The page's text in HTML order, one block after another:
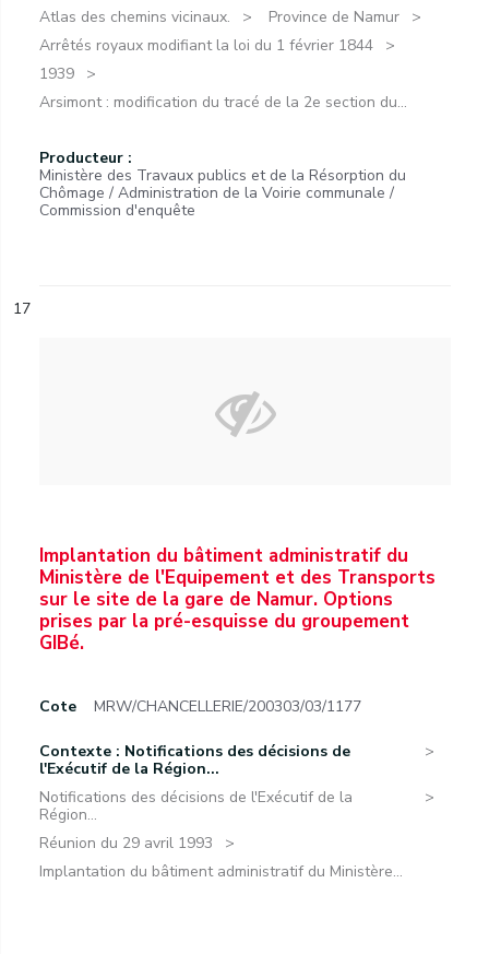
Atlas des chemins vicinaux.
Province de Namur
Arrêtés royaux modifiant la loi du 1 février 1844
1939
Arsimont : modification du tracé de la 2e section du...
Producteur :
Ministère des Travaux publics et de la Résorption du
Chômage / Administration de la Voirie communale /
Commission d'enquête
17
Implantation du bâtiment administratif du
Ministère de l'Equipement et des Transports
sur le site de la gare de Namur. Options
prises par la pré-esquisse du groupement
GIBé.
Cote MRW/CHANCELLERIE/200303/03/1177
Contexte : Notifications des décisions de
l'Exécutif de la Région...
Notifications des décisions de l'Exécutif de la
Région...
Réunion du 29 avril 1993
Implantation du bâtiment administratif du Ministère...